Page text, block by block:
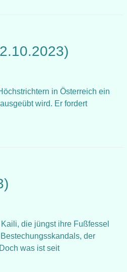
in Österreich ein
wird. Er fordert
die jüngst ihre Fußfessel
der
was ist seit